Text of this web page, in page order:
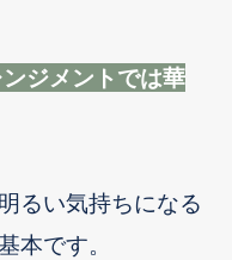
ジメントでは華
るい気持ちになる
本です。